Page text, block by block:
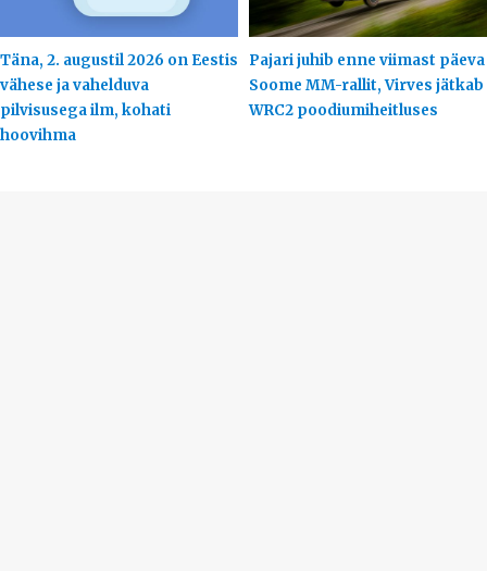
Täna, 2. augustil 2026 on Eestis
vähese ja vahelduva
pilvisusega ilm, kohati
hoovihma
Pajari juhib enne viimast päeva
Soome MM-rallit, Virves jätkab
WRC2 poodiumiheitluses